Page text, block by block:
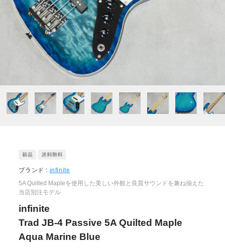
ブランド : infinite
5A Quilted Mapleを使用した美しい外観と良質サウンドを兼ね揃えた
当店別注モデル
infinite
Trad JB-4 Passive 5A Quilted Maple
Aqua Marine Blue